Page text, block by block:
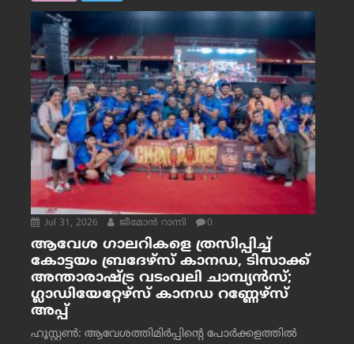
Jul 31, 2026 ജീമോന്‍ റാന്നി 0
ആവേശ ഗാലറികളെ ത്രസിപ്പിച്ച്
കോട്ടയം ബ്രദേഴ്‌സ് കാനഡ, ടിസാക്ക്
അന്താരാഷ്ട്ര വടംവലി ചാമ്പ്യന്‍സ്;
ഗ്ലാഡിയേറ്റേഴ്‌സ് കാനഡ റണ്ണേഴ്‌സ്
അപ്പ്
ഹൂസ്റ്റണ്‍: ആവേശത്തിമിര്‍പ്പിന്റെ പോര്‍ക്കളത്തില്‍